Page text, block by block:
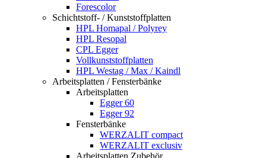
Forescolor
Schichtstoff- / Kunststoffplatten
HPL Homapal / Polyrey
HPL Resopal
CPL Egger
Vollkunststoffplatten
HPL Westag / Max / Kaindl
Arbeitsplatten / Fensterbänke
Arbeitsplatten
Egger 60
Egger 92
Fensterbänke
WERZALIT compact
WERZALIT exclusiv